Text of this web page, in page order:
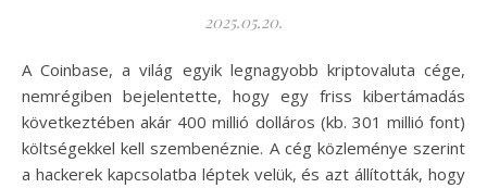
2025.05.20.
A Coinbase, a világ egyik legnagyobb kriptovaluta cége,
nemrégiben bejelentette, hogy egy friss kibertámadás
következtében akár 400 millió dolláros (kb. 301 millió font)
költségekkel kell szembenéznie. A cég közleménye szerint
a hackerek kapcsolatba léptek velük, és azt állították, hogy